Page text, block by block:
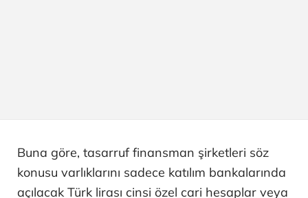
Buna göre, tasarruf finansman şirketleri söz
konusu varlıklarını sadece katılım bankalarında
açılacak Türk lirası cinsi özel cari hesaplar veya